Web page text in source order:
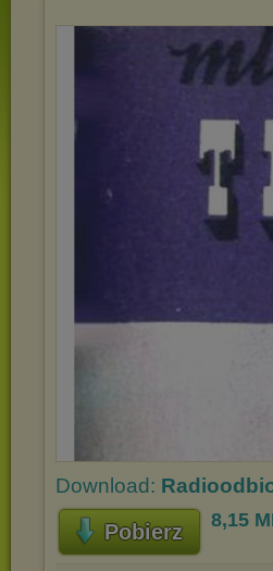
Download:
Pobierz 8,15